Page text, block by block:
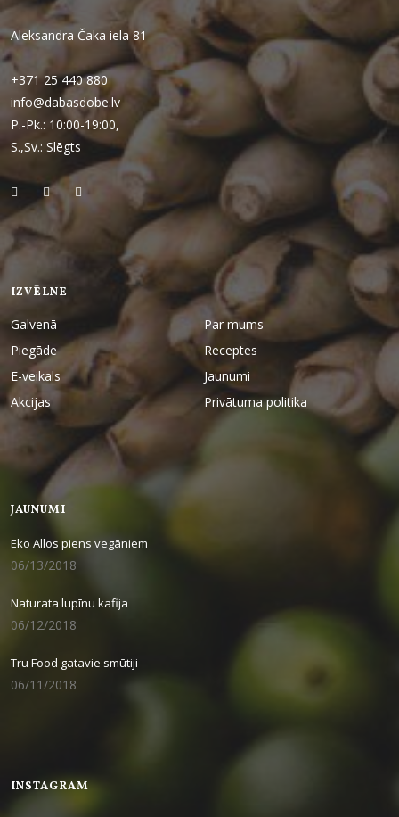
Aleksandra Čaka iela 81
+371 25 440 880
info@dabasdobe.lv
P.-Pk.: 10:00-19:00,
S.,Sv.: Slēgts
IZVĒLNE
Galvenā
Par mums
Piegāde
Receptes
E-veikals
Jaunumi
Akcijas
Privātuma politika
JAUNUMI
Eko Allos piens vegāniem
06/13/2018
Naturata lupīnu kafija
06/12/2018
Tru Food gatavie smūtiji
06/11/2018
INSTAGRAM